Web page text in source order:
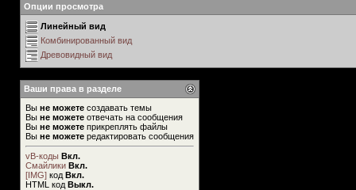
Опции просмотра
Линейный вид
Комбинированный вид
Древовидный вид
Ваши права в разделе
Вы не можете создавать темы
Вы не можете отвечать на сообщения
Вы не можете прикреплять файлы
Вы не можете редактировать сообщения
vB-коды Вкл.
Смайлики Вкл.
[IMG] код Вкл.
HTML код Выкл.